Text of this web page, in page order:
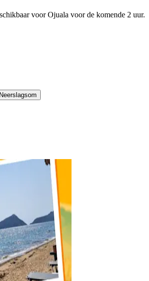
voor Ojuala voor de komende 2 uur.
Neerslagsom